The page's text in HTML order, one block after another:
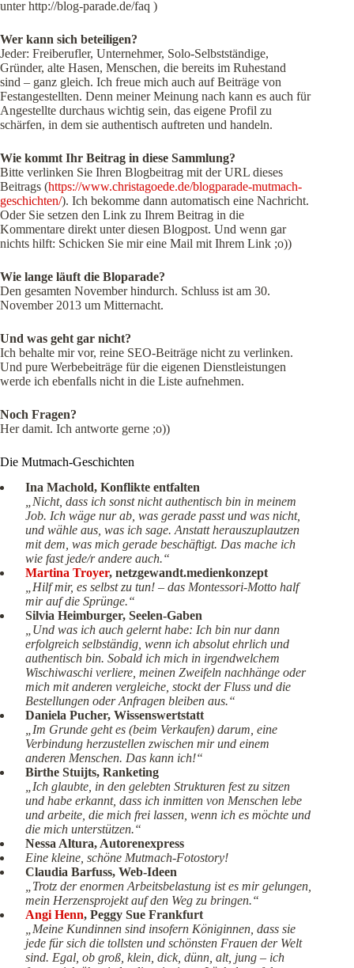
unter http://blog-parade.de/faq )
Wer kann sich beteiligen?
Jeder: Freiberufler, Unternehmer, Solo-Selbstständige,
Gründer, alte Hasen, Menschen, die bereits im Ruhestand
sind – ganz gleich. Ich freue mich auch auf Beiträge von
Festangestellten. Denn meiner Meinung nach kann es auch für
Angestellte durchaus wichtig sein, das eigene Profil zu
schärfen, in dem sie authentisch auftreten und handeln.
Wie kommt Ihr Beitrag in diese Sammlung?
Bitte verlinken Sie Ihren Blogbeitrag mit der URL dieses
Beitrags (https://www.christagoede.de/blogparade-mutmach-
geschichten/). Ich bekomme dann automatisch eine Nachricht.
Oder Sie setzen den Link zu Ihrem Beitrag in die
Kommentare direkt unter diesen Blogpost. Und wenn gar
nichts hilft: Schicken Sie mir eine Mail mit Ihrem Link ;o))
Wie lange läuft die Bloparade?
Den gesamten November hindurch. Schluss ist am 30.
November 2013 um Mitternacht.
Und was geht gar nicht?
Ich behalte mir vor, reine SEO-Beiträge nicht zu verlinken.
Und pure Werbebeiträge für die eigenen Dienstleistungen
werde ich ebenfalls nicht in die Liste aufnehmen.
Noch Fragen?
Her damit. Ich antworte gerne ;o))
Die Mutmach-Geschichten
Ina Machold, Konflikte entfalten
„Nicht, dass ich sonst nicht authentisch bin in meinem
Job. Ich wäge nur ab, was gerade passt und was nicht,
und wähle aus, was ich sage. Anstatt herauszuplautzen
mit dem, was mich gerade beschäftigt. Das mache ich
wie fast jede/r andere auch.“
Martina Troyer, netzgewandt.medienkonzept
„Hilf mir, es selbst zu tun! – das Montessori-Motto half
mir auf die Sprünge.“
Silvia Heimburger, Seelen-Gaben
„Und was ich auch gelernt habe: Ich bin nur dann
erfolgreich selbständig, wenn ich absolut ehrlich und
authentisch bin. Sobald ich mich in irgendwelchem
Wischiwaschi verliere, meinen Zweifeln nachhänge oder
mich mit anderen vergleiche, stockt der Fluss und die
Bestellungen oder Anfragen bleiben aus.“
Daniela Pucher, Wissenswertstatt
„Im Grunde geht es (beim Verkaufen) darum, eine
Verbindung herzustellen zwischen mir und einem
anderen Menschen. Das kann ich!“
Birthe Stuijts, Ranketing
„Ich glaubte, in den gelebten Strukturen fest zu sitzen
und habe erkannt, dass ich inmitten von Menschen lebe
und arbeite, die mich frei lassen, wenn ich es möchte und
die mich unterstützen.“
Nessa Altura, Autorenexpress
Eine kleine, schöne Mutmach-Fotostory!
Claudia Barfuss, Web-Ideen
„Trotz der enormen Arbeitsbelastung ist es mir gelungen,
mein Herzensprojekt auf den Weg zu bringen.“
Angi Henn, Peggy Sue Frankfurt
„Meine Kundinnen sind insofern Königinnen, dass sie
jede für sich die tollsten und schönsten Frauen der Welt
sind. Egal, ob groß, klein, dick, dünn, alt, jung – ich